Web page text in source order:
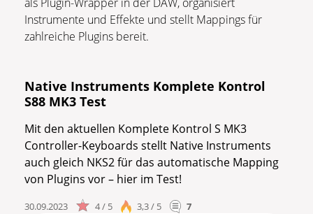
Instrumente und Effekte und stellt Mappings für
zahlreiche Plugins bereit.
Native Instruments Komplete Kontrol
S88 MK3 Test
Mit den aktuellen Komplete Kontrol S MK3
Controller-Keyboards stellt Native Instruments
auch gleich NKS2 für das automatische Mapping
von Plugins vor – hier im Test!
30.09.2023 4 / 5 3,3 / 5 7